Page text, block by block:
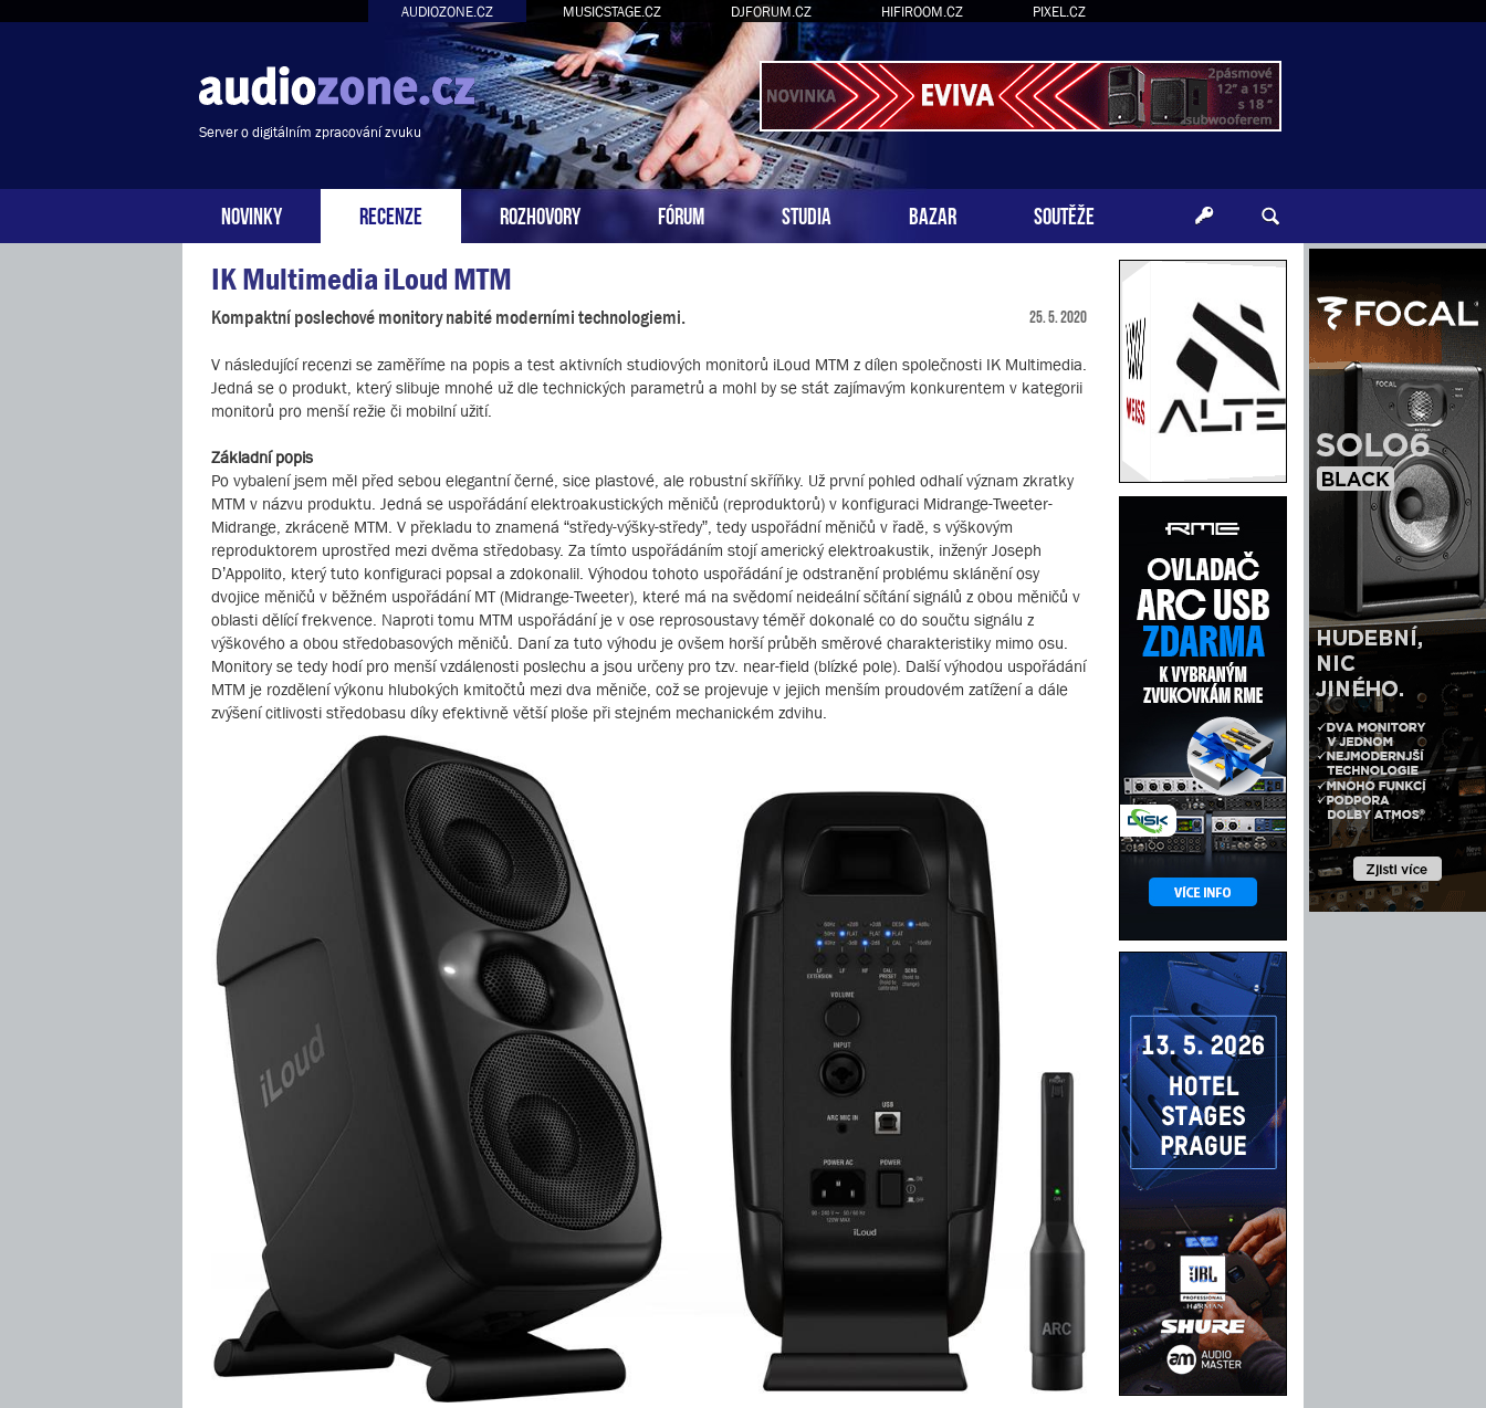
AUDIOZONE.CZ MUSICSTAGE.CZ DJFORUM.CZ HIFIROOM.CZ PIXEL.CZ
Server o digitálním zpracování zvuku
NOVINKY RECENZE ROZHOVORY FÓRUM STUDIA BAZAR SOUTĚŽE
IK Multimedia iLoud MTM
Kompaktní poslechové monitory nabité moderními technologiemi. 25. 5. 2020
V následující recenzi se zaměříme na popis a test aktivních studiových monitorů iLoud MTM z dílen společnosti IK Multimedia.
Jedná se o produkt, který slibuje mnohé už dle technických parametrů a mohl by se stát zajímavým konkurentem v kategorii
monitorů pro menší režie či mobilní užití.
Základní popis
Po vybalení jsem měl před sebou elegantní černé, sice plastové, ale robustní skříňky. Už první pohled odhalí význam zkratky
MTM v názvu produktu. Jedná se uspořádání elektroakustických měničů (reproduktorů) v konfiguraci Midrange-Tweeter-
Midrange, zkráceně MTM. V překladu to znamená “středy-výšky-středy”, tedy uspořádní měničů v řadě, s výškovým
reproduktorem uprostřed mezi dvěma středobasy. Za tímto uspořádáním stojí americký elektroakustik, inženýr Joseph
D’Appolito, který tuto konfiguraci popsal a zdokonalil. Výhodou tohoto uspořádání je odstranění problému sklánění osy
dvojice měničů v běžném uspořádání MT (Midrange-Tweeter), které má na svědomí neideální sčítání signálů z obou měničů v
oblasti dělící frekvence. Naproti tomu MTM uspořádání je v ose reprosoustavy téměř dokonalé co do součtu signálu z
výškového a obou středobasových měničů. Daní za tuto výhodu je ovšem horší průběh směrové charakteristiky mimo osu.
Monitory se tedy hodí pro menší vzdálenosti poslechu a jsou určeny pro tzv. near-field (blízké pole). Další výhodou uspořádání
MTM je rozdělení výkonu hlubokých kmitočtů mezi dva měniče, což se projevuje v jejich menším proudovém zatížení a dále
zvýšení citlivosti středobasu díky efektivně větší ploše při stejném mechanickém zdvihu.